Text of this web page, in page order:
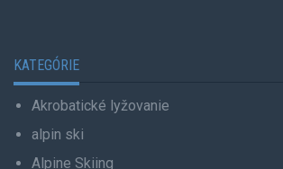
KATEGÓRIE
Akrobatické lyžovanie
alpin ski
Alpine Skiing